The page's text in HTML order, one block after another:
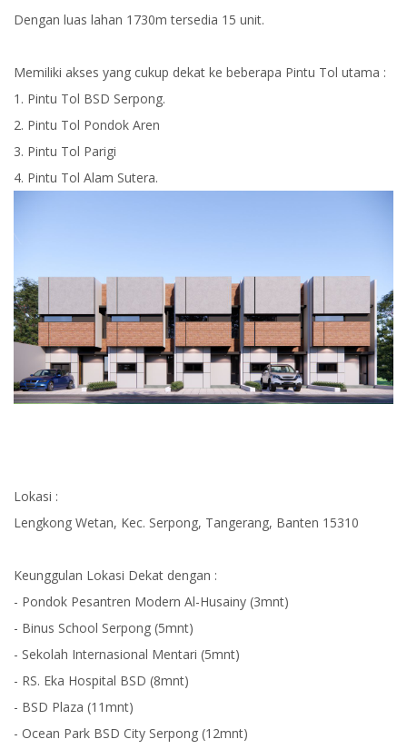
Dengan luas lahan 1730m tersedia 15 unit.
Memiliki akses yang cukup dekat ke beberapa Pintu Tol utama :
1. Pintu Tol BSD Serpong.
2. Pintu Tol Pondok Aren
3. Pintu Tol Parigi
4. Pintu Tol Alam Sutera.
Lokasi :
Lengkong Wetan, Kec. Serpong, Tangerang, Banten 15310
Keunggulan Lokasi Dekat dengan :
- Pondok Pesantren Modern Al-Husainy (3mnt)
- Binus School Serpong (5mnt)
- Sekolah Internasional Mentari (5mnt)
- RS. Eka Hospital BSD (8mnt)
- BSD Plaza (11mnt)
- Ocean Park BSD City Serpong (12mnt)